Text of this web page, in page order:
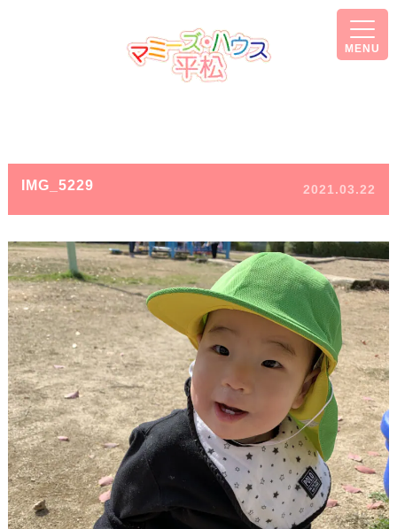
MENU
2021.03.22
IMG_5229